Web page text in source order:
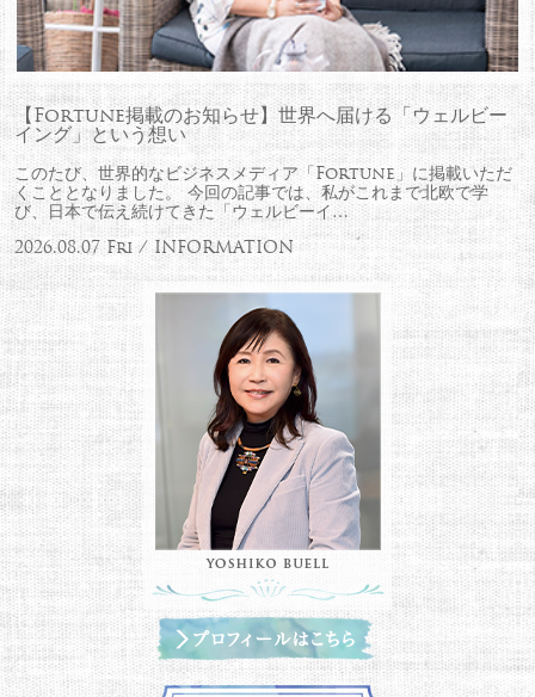
【Fortune掲載のお知らせ】世界へ届ける「ウェルビー
イング」という想い
このたび、世界的なビジネスメディア「Fortune」に掲載いただ
くこととなりました。 今回の記事では、私がこれまで北欧で学
び、日本で伝え続けてきた「ウェルビーイ…
2026.08.07 Fri / INFORMATION